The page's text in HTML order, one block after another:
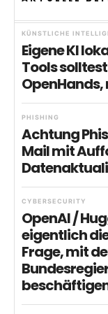
KÜNSTLICHE
Eigene KI
Tools
OpenHands,
PHISHING
Achtung
Mail mit
CYBERSECURITY
OpenAI /
eigentlich
Frage, mit